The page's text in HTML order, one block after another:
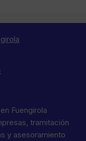
Fuengirola
tramitación
y asesoramiento